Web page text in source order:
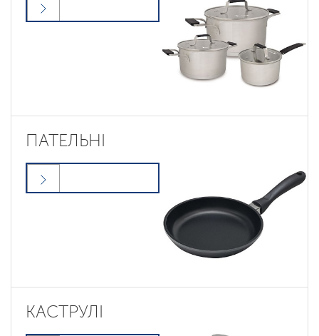
ПАТЕЛЬНІ
КАСТРУЛІ